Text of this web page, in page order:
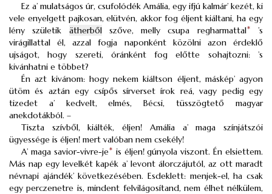
Ez a’ mulatságos úr, csufolódék Amália, egy ifjú kalmár’ kezét, ki
vele enyelgett pajkosan, elütvén, akkor fog éljent kiáltani, ha egy
lény születik ätherbőlszőve, melly csupa regharmattal*
’s
virágillattal él, azzal fogja naponként közölni azon érdeklő
ujságot, hogy szereti, óránként fog előtte sohajtozni: ’s
kivánhatni e többet?
Én azt kivánom: hogy nekem kiáltson éljent, máskép’ agyon
ütöm és aztán egy csípős sírverset írok reá, vagy pedig egy
tizedet a’ kedvelt, elmés, Bécsi, tüsszögtető magyar
anekdotákból. –
Tiszta szívből, kiálték, éljen! Amália a’ maga színjátszói
ügyessége is éljen! mert valóban nem csekély!
A’ maga savior-vivre-je* is éljen! gúnyola viszont. Én elsiettem.
Más nap egy levelkét kapék a’ levont álorczájutól, az ott maradt
névnapi ajándék’ következésében. Esdeklett: menjek-el, ha csak
egy perczenetre is, mindent felvilágosítand, nem élhet nélkülem,